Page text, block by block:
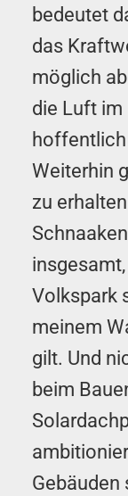
bedeutet
das
möglich
die Luft im
hof­fent­lich
Weiter­hin
zu
Volks­park
meinem
gilt. Und
beim
Gebäuden